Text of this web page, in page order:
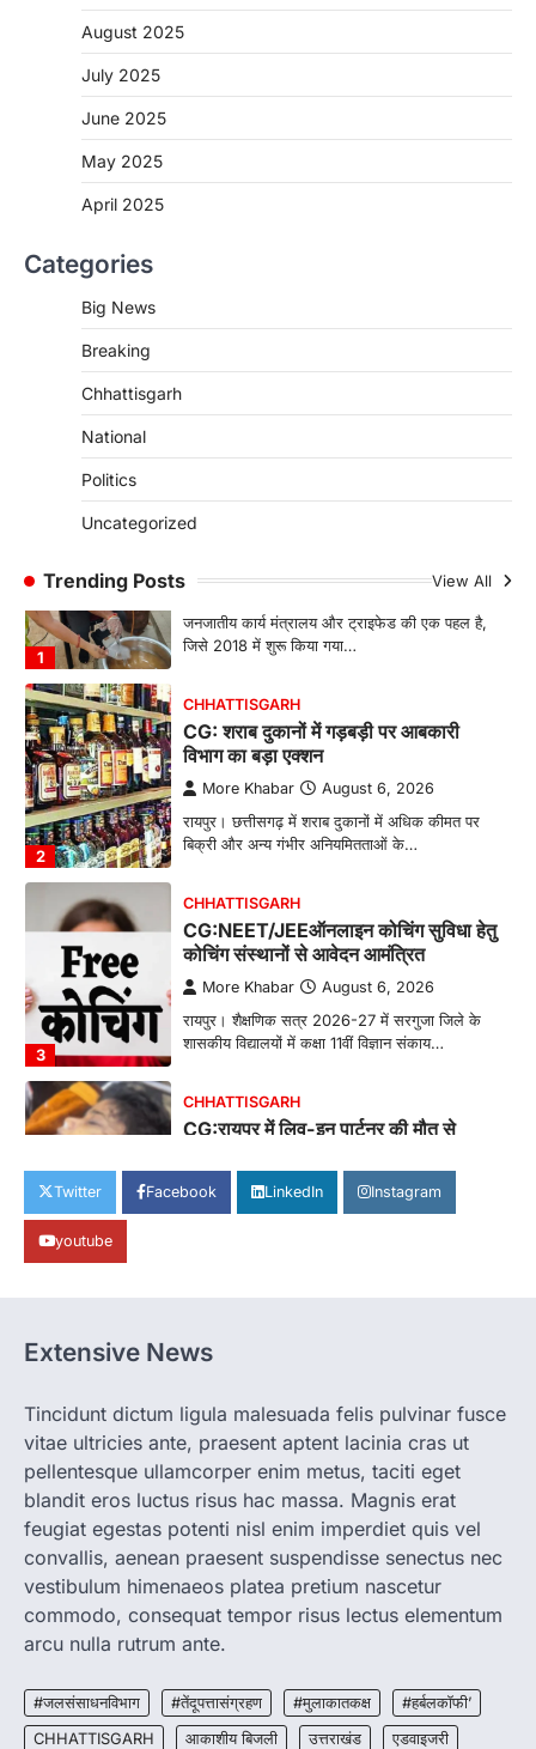
August 2025
July 2025
June 2025
May 2025
April 2025
Categories
Big News
Breaking
Chhattisgarh
National
Politics
Uncategorized
Trending Posts View All
रायपुर। छत्तीसगढ़ में शराब दुकानों में अधिक कीमत पर
कोचिंग संस्थानों से आवेदन आमंत्रित
CHHATTISGARH
More Khabar August 6, 2026
1
CHHATTISGARH
जनजातीय कार्य मंत्रालय और ट्राइफेड की एक पहल है,
जिसे 2018 में शुरू किया गया…
2
CHHATTISGARH
CG: शराब दुकानों में गड़बड़ी पर आबकारी
विभाग का बड़ा एक्शन
More Khabar August 6, 2026
रायपुर। छत्तीसगढ़ में शराब दुकानों में अधिक कीमत पर
बिक्री और अन्य गंभीर अनियमितताओं के…
3
CHHATTISGARH
CG:NEET/JEEऑनलाइन कोचिंग सुविधा हेतु
कोचिंग संस्थानों से आवेदन आमंत्रित
More Khabar August 6, 2026
रायपुर। शैक्षणिक सत्र 2026-27 में सरगुजा जिले के
शासकीय विद्यालयों में कक्षा 11वीं विज्ञान संकाय…
CHHATTISGARH
CG:रायपुर में लिव-इन पार्टनर की मौत से
More Khabar August 6, 2026
रायपुर। राजधानी रायपुर से एक सनसनीखेज मामला
CHHATTISGARH
More Khabar
जिसे 2018 में शुरू किया गया…
2
CHHATTISGARH
CG: शराब दुकानों में गड़बड़ी पर आबकारी
विभाग का बड़ा एक्शन
More Khabar August 6, 2026
रायपुर। छत्तीसगढ़ में शराब दुकानों में अधिक कीमत पर
बिक्री और अन्य गंभीर अनियमितताओं के…
CG:NEET/JEEऑनलाइन कोचिंग सुविधा हेतु
कोचिंग संस्थानों से आवेदन आमंत्रित
Twitter Facebook LinkedIn Instagram
youtube
Extensive News
Tincidunt dictum ligula malesuada felis pulvinar fusce
vitae ultricies ante, praesent aptent lacinia cras ut
pellentesque ullamcorper enim metus, taciti eget
blandit eros luctus risus hac massa. Magnis erat
feugiat egestas potenti nisl enim imperdiet quis vel
convallis, aenean praesent suspendisse senectus nec
vestibulum himenaeos platea pretium nascetur
commodo, consequat tempor risus lectus elementum
arcu nulla rutrum ante.
#जलसंसाधनविभाग #तेंदूपत्तासंग्रहण #मुलाकातकक्ष
#हर्बलकॉफी’
CHHATTISGARH
आकाशीय बिजली उत्तराखंड एडवाइजरी